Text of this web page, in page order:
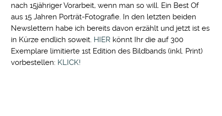
nach 15jähriger Vorarbeit, wenn man so will. Ein Best Of
aus 15 Jahren Porträt-Fotografie. In den letzten beiden
Newslettern habe ich bereits davon erzählt und jetzt ist es
in Kürze endlich soweit. HIER könnt Ihr die auf 300
Exemplare limitierte 1st Edition des Bildbands (inkl. Print)
vorbestellen: KLICK!